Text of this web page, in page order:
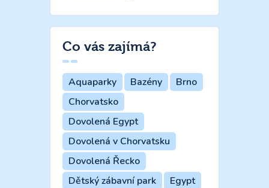
Co vás zajímá?
Aquaparky Bazény
Brno
Chorvatsko
Dovolená Egypt
Dovolená v Chorvatsku
Dovolená Řecko
Dětský zábavní park
Egypt